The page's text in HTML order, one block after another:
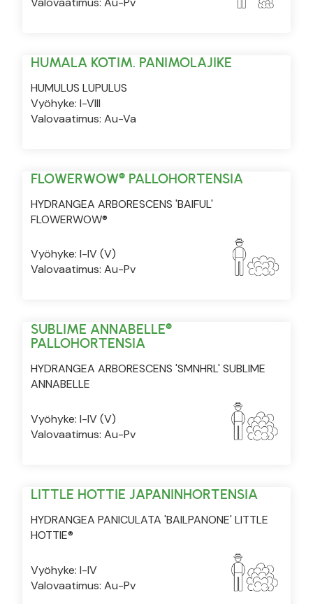
HUMALA KOTIM. PANIMOLAJIKE
HUMULUS LUPULUS
Vyöhyke: I-VIII
Valovaatimus: Au-Va
FLOWERWOW® PALLOHORTENSIA
HYDRANGEA ARBORESCENS 'BAIFUL'
FLOWERWOW®
Vyöhyke: I-IV (V)
Valovaatimus: Au-Pv
SUBLIME ANNABELLE®
PALLOHORTENSIA
HYDRANGEA ARBORESCENS 'SMNHRL' SUBLIME
ANNABELLE
Vyöhyke: I-IV (V)
Valovaatimus: Au-Pv
LITTLE HOTTIE JAPANINHORTENSIA
HYDRANGEA PANICULATA 'BAILPANONE' LITTLE
HOTTIE®
Vyöhyke: I-IV
Valovaatimus: Au-Pv